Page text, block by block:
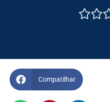

Compatilhar